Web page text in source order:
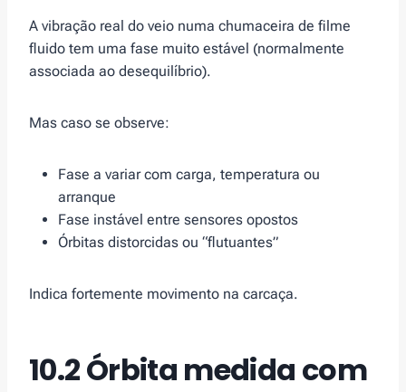
A vibração real do veio numa chumaceira de filme
fluido tem uma fase muito estável (normalmente
associada ao desequilíbrio).
Mas caso se observe:
Fase a variar com carga, temperatura ou
arranque
Fase instável entre sensores opostos
Órbitas distorcidas ou “flutuantes”
Indica fortemente movimento na carcaça.
10.2 Órbita medida com